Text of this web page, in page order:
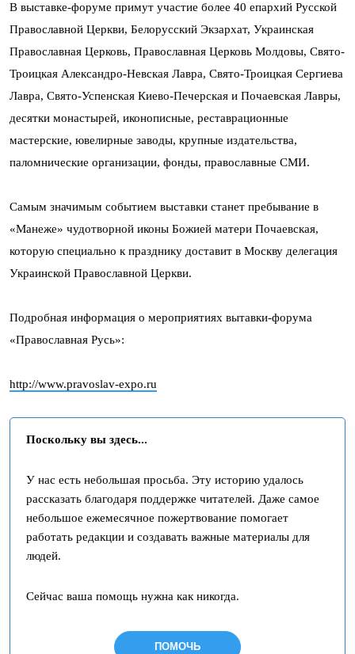
В выставке-форуме примут участие более 40 епархий Русской
Православной Церкви, Белорусский Экзархат, Украинская
Православная Церковь, Православная Церковь Молдовы, Свято-
Троицкая Александро-Невская Лавра, Свято-Троицкая Сергиева
Лавра, Свято-Успенская Киево-Печерская и Почаевская Лавры,
десятки монастырей, иконописные, реставрационные
мастерские, ювелирные заводы, крупные издательства,
паломнические организации, фонды, православные СМИ.
Самым значимым событием выставки станет пребывание в
«Манеже» чудотворной иконы Божией матери Почаевская,
которую специально к празднику доставит в Москву делегация
Украинской Православной Церкви.
Подробная информация о мероприятиях вытавки-форума
«Православная Русь»:
http://www.pravoslav-expo.ru
Поскольку вы здесь...
У нас есть небольшая просьба. Эту историю удалось
рассказать благодаря поддержке читателей. Даже самое
небольшое ежемесячное пожертвование помогает
работать редакции и создавать важные материалы для
людей.
Сейчас ваша помощь нужна как никогда.
ПОМОЧЬ